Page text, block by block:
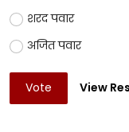
शरद पवार
अजित पवार
Vote View